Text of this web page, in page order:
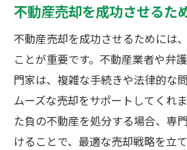
不動産売却を成功させるた
不動産売却を成功させるためには
ことが重要です。不動産業者や弁
門家は、複雑な手続きや法律的な
ムーズな売却をサポートしてくれ
た負の不動産を処分する場合、専
けることで、最適な売却戦略を立